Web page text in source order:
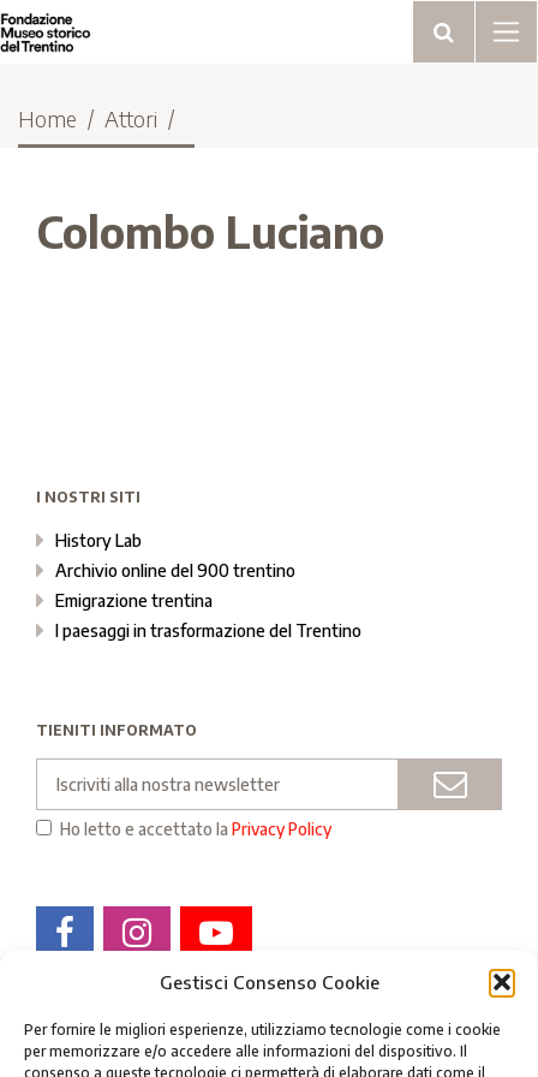
Gestisci Consenso Cookie
Per fornire le migliori esperienze, utilizziamo tecnologie come i cookie
per memorizzare e/o accedere alle informazioni del dispositivo. Il
consenso a queste tecnologie ci permetterà di elaborare dati come il
Home Attori
Colombo Luciano
I NOSTRI SITI
History Lab
Archivio online del 900 trentino
Emigrazione trentina
I paesaggi in trasformazione del Trentino
TIENITI INFORMATO
Ho letto e accettato la Privacy Policy